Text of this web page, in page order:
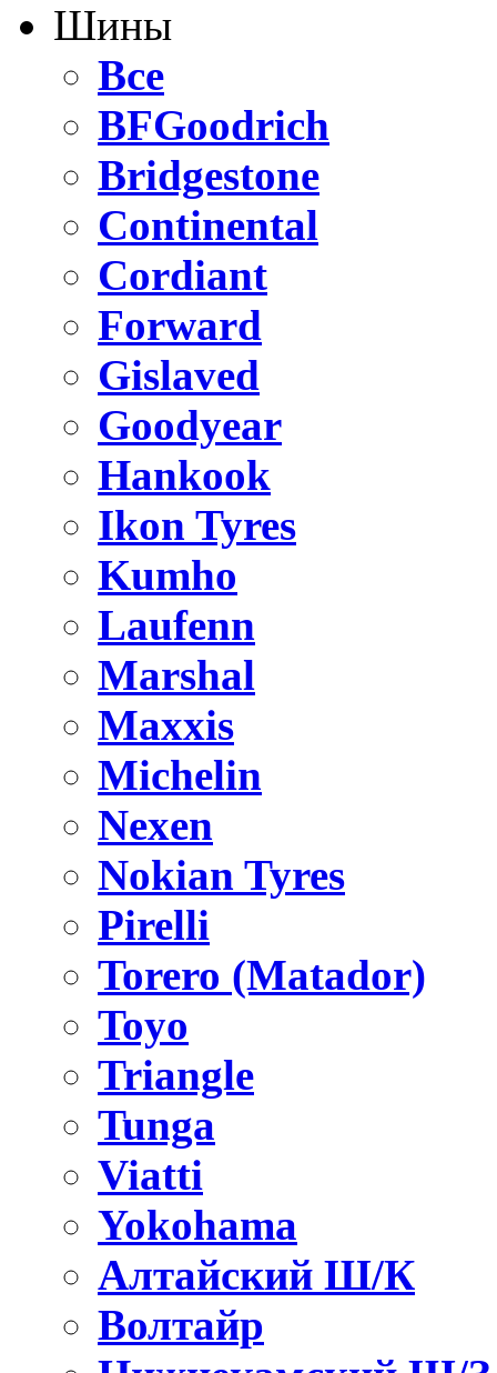
Шины
Все
BFGoodrich
Bridgestone
Continental
Cordiant
Forward
Gislaved
Goodyear
Hankook
Ikon Tyres
Kumho
Laufenn
Marshal
Maxxis
Michelin
Nexen
Nokian Tyres
Pirelli
Torero (Matador)
Toyo
Triangle
Tunga
Viatti
Yokohama
Алтайский Ш/К
Волтайр